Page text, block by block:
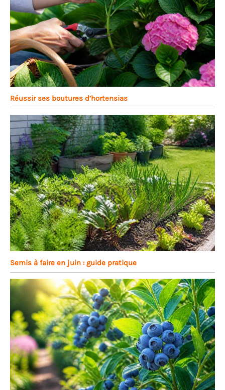
Réussir ses boutures d’hortensias
Semis à faire en juin : guide pratique